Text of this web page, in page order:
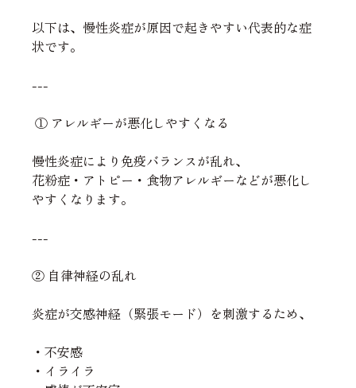
以下は、慢性炎症が原因で起きやすい代表的な症
状です。
---
① アレルギーが悪化しやすくなる
慢性炎症により免疫バランスが乱れ、
花粉症・アトピー・食物アレルギーなどが悪化し
やすくなります。
---
② 自律神経の乱れ
炎症が交感神経（緊張モード）を刺激するため、
・不安感
・イライラ